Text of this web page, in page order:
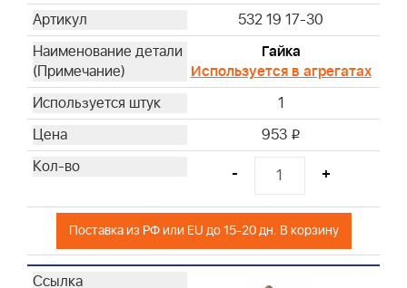
532 19 17-30
Гайка
Используется в агрегатах
1
953 i
- +
Поставка из РФ или EU до 15-20 дн. В корзину